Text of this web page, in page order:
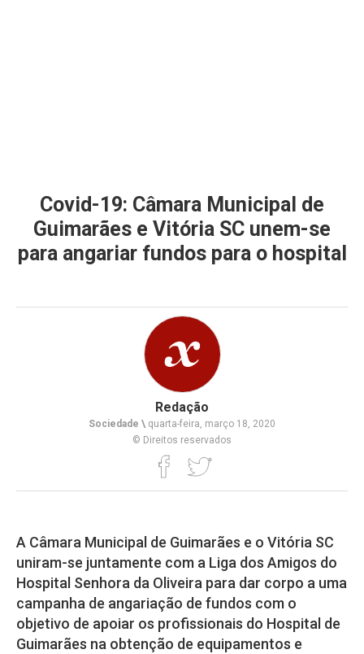
Covid-19: Câmara Municipal de
Guimarães e Vitória SC unem-se
para angariar fundos para o hospital
Redação
Sociedade \ quarta-feira, março 18, 2020
© Direitos reservados
A Câmara Municipal de Guimarães e o Vitória SC
uniram-se juntamente com a Liga dos Amigos do
Hospital Senhora da Oliveira para dar corpo a uma
campanha de angariação de fundos com o
objetivo de apoiar os profissionais do Hospital de
Guimarães na obtenção de equipamentos e